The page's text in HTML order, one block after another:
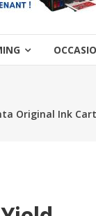
Original Ink